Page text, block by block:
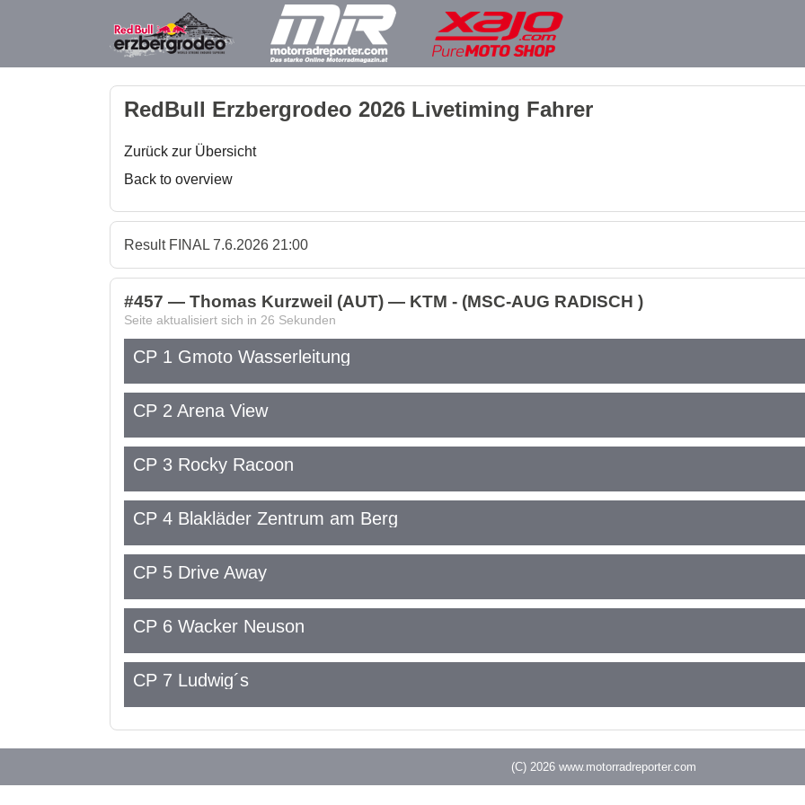
RedBull Erzbergrodeo 2026 Livetiming Fahrer
Zurück zur Übersicht
Back to overview
Result FINAL 7.6.2026 21:00
#457 — Thomas Kurzweil (AUT) — KTM - (MSC-AUG RADISCH )
Seite aktualisiert sich in 26 Sekunden
CP 1 Gmoto Wasserleitung
CP 2 Arena View
CP 3 Rocky Racoon
CP 4 Blakläder Zentrum am Berg
CP 5 Drive Away
CP 6 Wacker Neuson
CP 7 Ludwig´s
(C) 2026 www.motorradreporter.com